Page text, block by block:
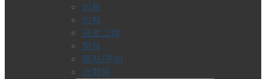
비용
비자
프로그램
장점
절차/준비
어학원